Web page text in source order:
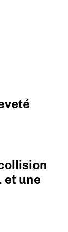
et une